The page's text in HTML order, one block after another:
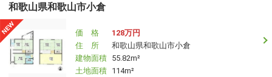
和歌山県和歌山市小倉
価 格
128万円
住 所
和歌山県和歌山市小倉
建物面積 55.82m²
土地面積 114m²